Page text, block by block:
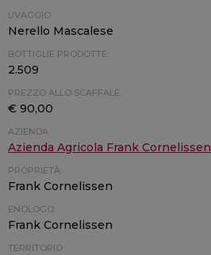
UVAGGIO:
Nerello Mascalese
BOTTIGLIE PRODOTTE:
2.509
PREZZO ALLO SCAFFALE:
€ 90,00
AZIENDA:
Azienda Agricola Frank Cornelissen
PROPRIETÀ:
Frank Cornelissen
ENOLOGO:
Frank Cornelissen
TERRITORIO: